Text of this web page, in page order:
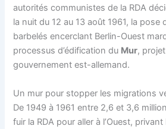
autorités communistes de la RDA
la nuit du 12 au 13 août 1961, la pose
barbelés encerclant Berlin-Ouest
processus d’édification du Mur,
gouvernement est-allemand.
Un mur pour stopper les migrations
De 1949 à 1961 entre 2,6 et 3,6
fuir la RDA pour aller à l’Ouest, privant